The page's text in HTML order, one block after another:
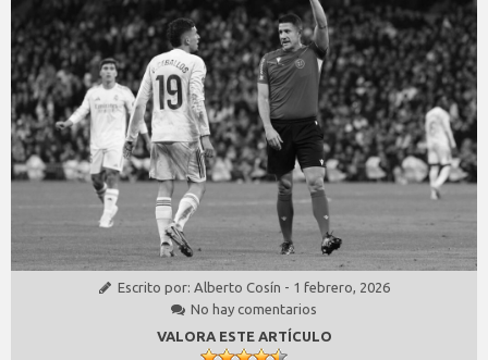
Escrito por: Alberto Cosín - 1 febrero, 2026
No hay comentarios
VALORA ESTE ARTÍCULO